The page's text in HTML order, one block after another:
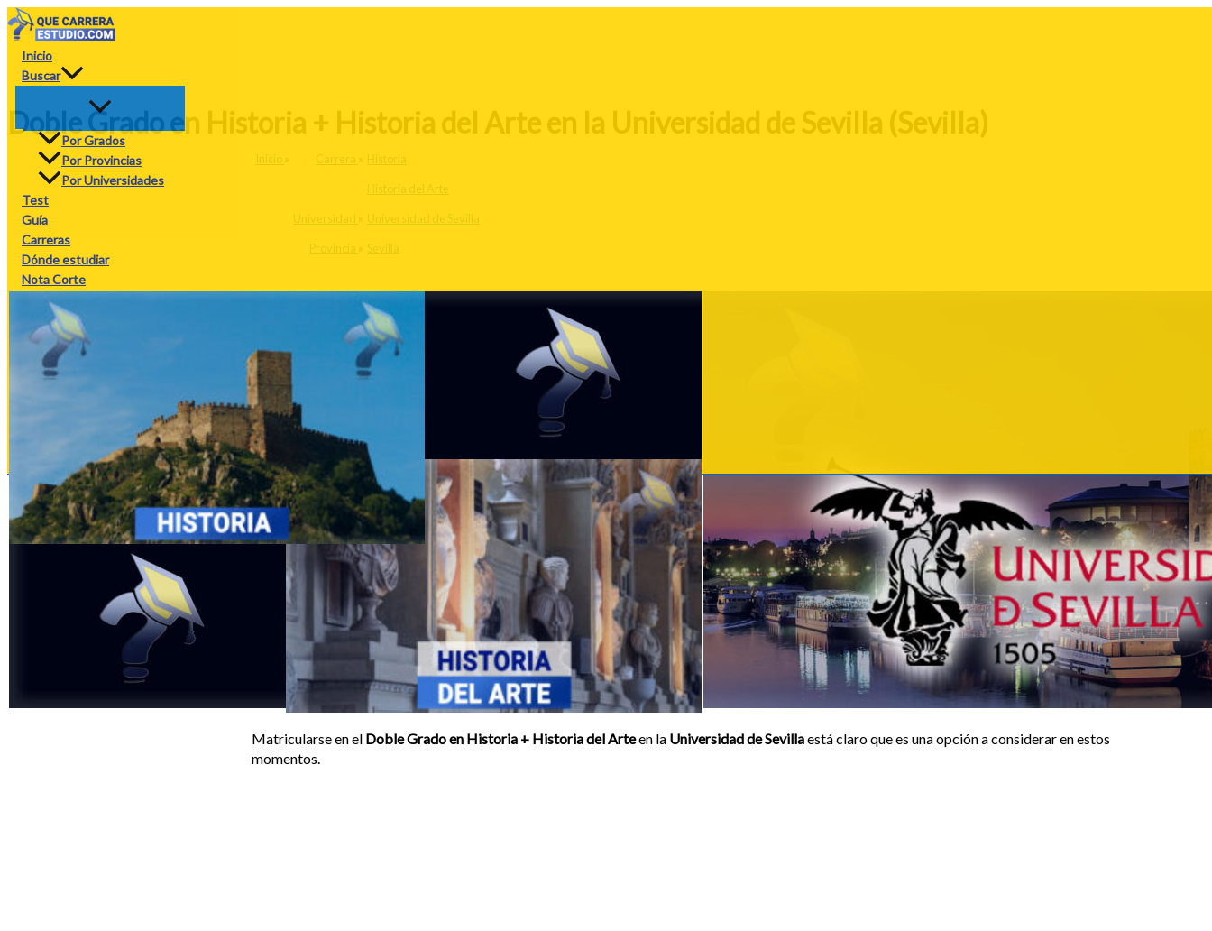
Ir
al
contenido
Inicio
Buscar
Por Grados
Por Provincias
Por Universidades
Test
Guía
Carreras
Dónde estudiar
Nota Corte
Ponderaciones
Calculadora
PAU
La Nota de Admisión
Bachillerato
Doble Grado en Historia + Historia del Arte en la Universidad de Sevilla (Sevilla)
Inicio Carrera Historia
Historia del Arte
Universidad Universidad de Sevilla
Provincia Sevilla
Matricularse en el Doble Grado en Historia + Historia del Arteen la Universidad de Sevillaestá claro que es una opción a considerar en estos
momentos.